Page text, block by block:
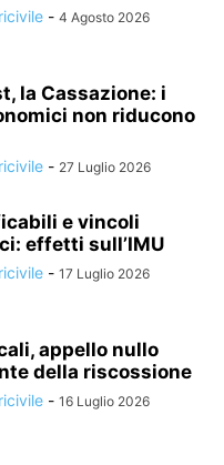
- 4 Agosto 2026
la Cassazione: i
non riducono
- 27 Luglio 2026
e vincoli
effetti sull’IMU
- 17 Luglio 2026
appello nullo
della riscossione
- 16 Luglio 2026